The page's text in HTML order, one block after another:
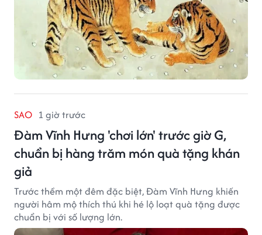
SAO 1 giờ trước
Đàm Vĩnh Hưng 'chơi lớn' trước giờ G,
chuẩn bị hàng trăm món quà tặng khán
giả
Trước thềm một đêm đặc biệt, Đàm Vĩnh Hưng khiến
người hâm mộ thích thú khi hé lộ loạt quà tặng được
chuẩn bị với số lượng lớn.